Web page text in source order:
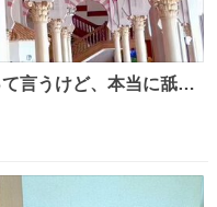
言うけど、本当に舐め
🏛🏨 だってロビーから
ニーホテル泊まってる
る